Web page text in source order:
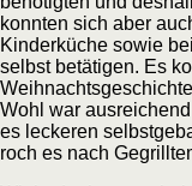
konnten sich aber
Kinderküche sowie
selbst betätigen. Es
Wohl war
es leckeren
roch es nach